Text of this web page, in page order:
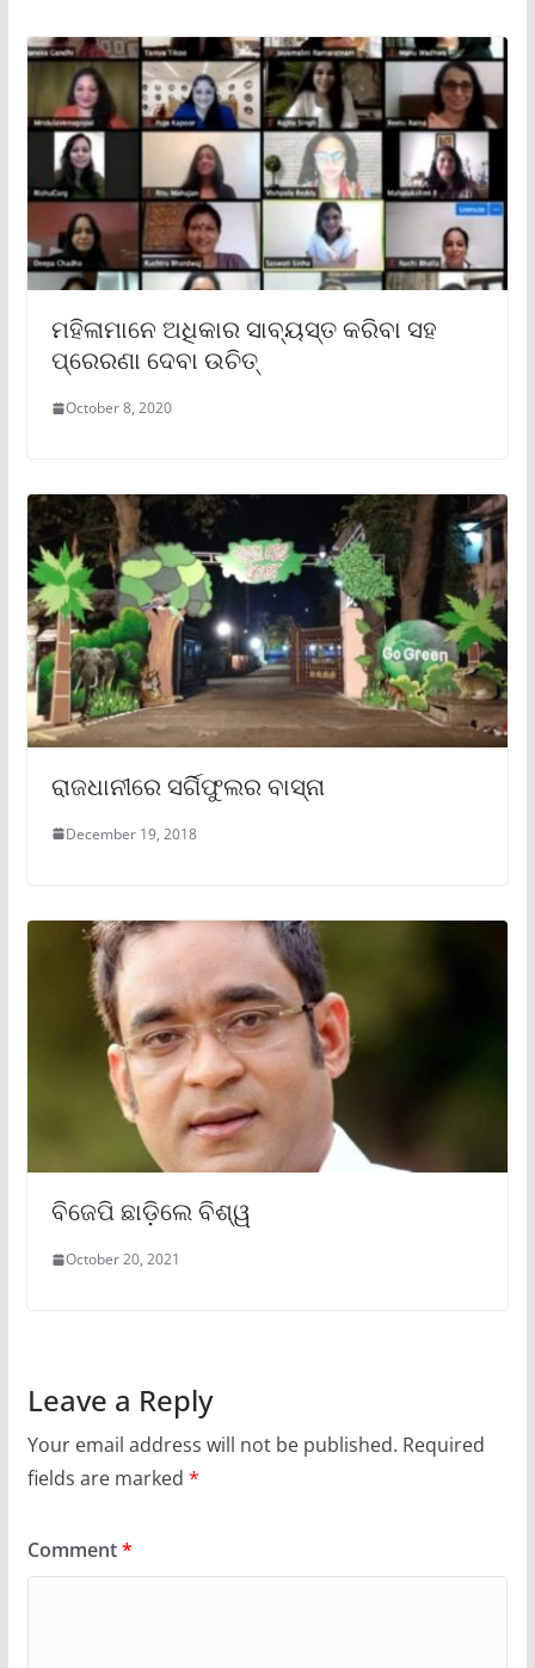
ମହିଳାମାନେ ଅଧିକାର ସାବ୍ୟସ୍ତ କରିବା ସହ
ପ୍ରେରଣା ଦେବା ଉଚିତ୍
October 8, 2020
ରାଜଧାନୀରେ ସର୍ଗିଫୁଲର ବାସ୍ନା
December 19, 2018
ବିଜେପି ଛାଡ଼ିଲେ ବିଶ୍ୱ
October 20, 2021
Leave a Reply
Your email address will not be published. Required
fields are marked *
Comment*